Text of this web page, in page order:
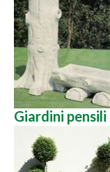
Giardini pensili